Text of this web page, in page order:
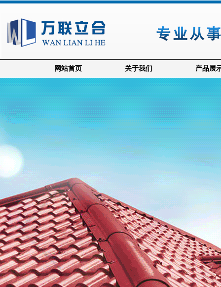
网站首页 关于我们 产品展